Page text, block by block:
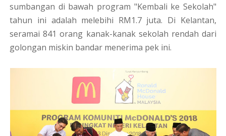
sumbangan di bawah program "Kembali ke Sekolah"
tahun ini adalah melebihi RM1.7 juta. Di Kelantan,
seramai 841 orang kanak-kanak sekolah rendah dari
golongan miskin bandar menerima pek ini.